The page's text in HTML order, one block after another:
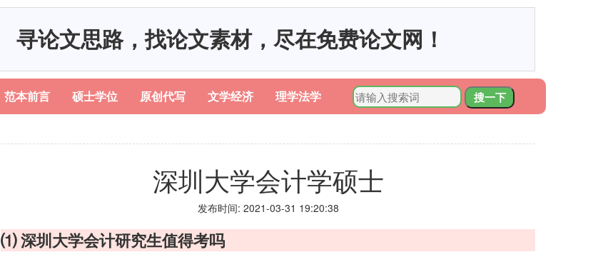
寻论文思路，找论文素材，尽在免费论文网！
范本前言 硕士学位 原创代写 文学经济 理学法学
搜一下
深圳大学会计学硕士
发布时间: 2021-03-31 19:20:38
⑴ 深圳大学会计研究生值得考吗